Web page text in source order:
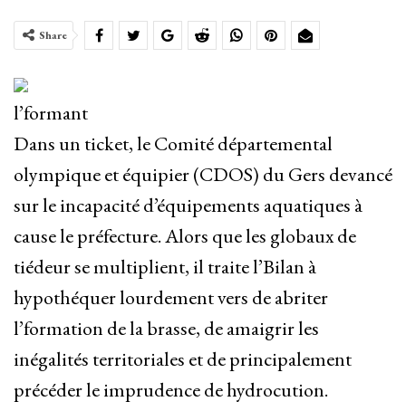
Share
l’formant
Dans un ticket, le Comité départemental
olympique et équipier (CDOS) du Gers devancé
sur le incapacité d’équipements aquatiques à
cause le préfecture. Alors que les globaux de
tiédeur se multiplient, il traite l’Bilan à
hypothéquer lourdement vers de abriter
l’formation de la brasse, de amaigrir les
inégalités territoriales et de principalement
précéder le imprudence de hydrocution.